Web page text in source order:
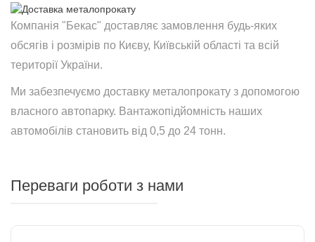
Компанія "Бекас" доставляє замовлення будь-яких
обсягів і розмірів по Києву, Київській області та всій
території України.
Ми забезпечуємо доставку металопрокату з допомогою
власного автопарку. Вантажопідйомність наших
автомобілів становить від 0,5 до 24 тонн.
Переваги роботи з нами